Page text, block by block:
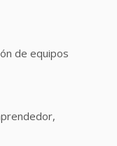
de equipos